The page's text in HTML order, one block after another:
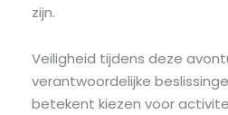
zijn.
Veiligheid tijdens deze
verantwoordelijke
betekent kiezen voor